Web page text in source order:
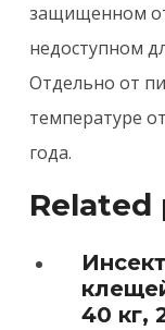
защищенном
недоступном
Отдельно от
температуре
года.
Related
40 кг,